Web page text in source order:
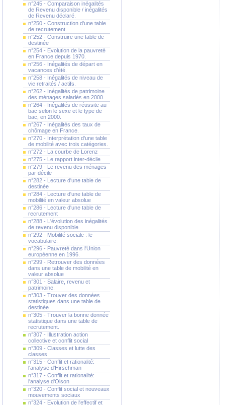
n°245 - Comparaison inégalités
de Revenu disponible / inégalités
de Revenu déclaré.
n°250 - Construction d'une table
de recrutement.
n°252 - Construire une table de
destinée
n°254 - Evolution de la pauvreté
en France depuis 1970.
n°256 - Inégalités de départ en
vacances d'été.
n°258 - Inégalités de niveau de
vie retraités / actifs.
n°262 - Inégalités de patrimoine
des ménages salariés en 2000.
n°264 - Inégalités de réussite au
bac selon le sexe et le type de
bac, en 2000.
n°267 - Inégalités des taux de
chômage en France.
n°270 - Interprétation d'une table
de mobilité avec trois catégories.
n°272 - La courbe de Lorenz
n°275 - Le rapport inter-décile
n°279 - Le revenu des ménages
par décile
n°282 - Lecture d'une table de
destinée
n°284 - Lecture d'une table de
mobilité en valeur absolue
n°286 - Lecture d'une table de
recrutement
n°288 - L'évolution des inégalités
de revenu disponible
n°292 - Mobilité sociale : le
vocabulaire.
n°296 - Pauvreté dans l'Union
européenne en 1996.
n°299 - Retrouver des données
dans une table de mobilité en
valeur absolue
n°301 - Salaire, revenu et
patrimoine.
n°303 - Trouver des données
statistiques dans une table de
destinée
n°305 - Trouver la bonne donnée
statistique dans une table de
recrutement.
n°307 - Illustration action
collective et conflit social
n°309 - Classes et lutte des
classes
n°315 - Conflit et rationalité:
l'analyse d'Hirschman
n°317 - Conflit et rationalité:
l'analyse d'Olson
n°320 - Conflit social et nouveaux
mouvements sociaux
n°324 - Evolution de l'effectif et